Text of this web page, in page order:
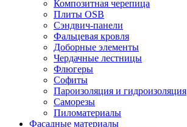
Композитная черепица
Плиты OSB
Сэндвич-панели
Фальцевая кровля
Доборные элементы
Чердачные лестницы
Флюгеры
Софиты
Пароизоляция и гидроизоляция
Саморезы
Пиломатериалы
Фасадные материалы